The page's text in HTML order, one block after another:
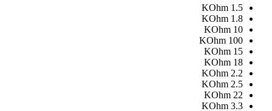
1.5
KOhm
1.8
KOhm
10
KOhm
100
KOhm
15
KOhm
18
KOhm
2.2
KOhm
2.5
KOhm
22
KOhm
3.3
KOhm